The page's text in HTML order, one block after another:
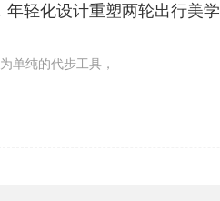
年轻化设计重塑两轮出行美学
单纯的代步工具，